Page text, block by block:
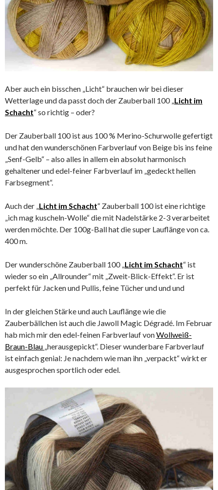
Aber auch ein bisschen „Licht“ brauchen wir bei dieser
Wetterlage und da passt doch der Zauberball 100 „Licht im
Schacht“ so richtig – oder?
Der Zauberball 100 ist aus 100 % Merino-Schurwolle gefertigt
und hat den wunderschönen Farbverlauf von Beige bis ins feine
„Senf-Gelb“ – also alles in allem ein absolut harmonisch
gehaltener und edel-feiner Farbverlauf im „gedeckt hellen
Farbsegment“.
Auch der „Licht im Schacht“ Zauberball 100 ist eine richtige
„ich mag kuscheln-Wolle“ die mit Nadelstärke 2-3 verarbeitet
werden möchte. Der 100g-Ball hat die super Lauflänge von ca.
400 m.
Der wunderschöne Zauberball 100 „Licht im Schacht“ ist
wieder so ein „Allrounder“ mit „Zweit-Blick-Effekt“. Er ist
perfekt für Jacken und Pullis, feine Tücher und und und
In der gleichen Stärke und auch Lauflänge wie die
Zauberbällchen ist auch die Jawoll Magic Dégradé. Im Februar
hab mich mir den edel-feinen Farbverlauf vonWollweiß-
Braun-Blau „herausgepickt“. Dieser wunderbare Farbverlauf
ist einfach genial: Je nachdem wie man ihn „verpackt“ wirkt er
ausgesprochen sportlich oder edel.